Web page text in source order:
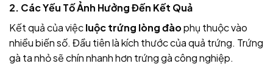
2. Các Yếu Tố Ảnh Hưởng Đến Kết Quả
Kết quả của việcluộc trứng lòng đàophụ thuộc vào
nhiều biến số. Đầu tiên là kích thước của quả trứng. Trứng
gà ta nhỏ sẽ chín nhanh hơn trứng gà công nghiệp.